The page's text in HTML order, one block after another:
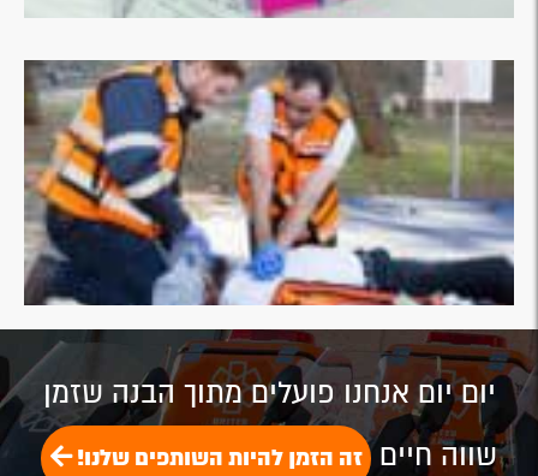
יום יום אנחנו פועלים מתוך הבנה שזמן
שווה חיים זה הזמן להיות השותפים שלנו!